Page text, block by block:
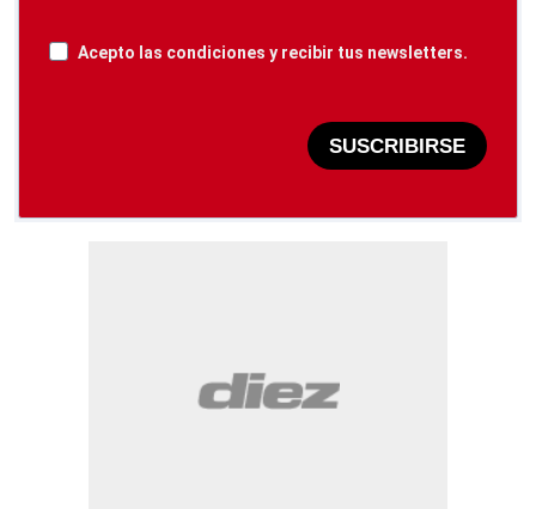
Acepto las condiciones y recibir tus newsletters.
SUSCRIBIRSE